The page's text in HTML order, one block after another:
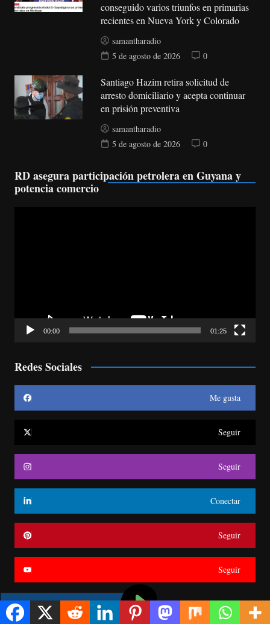
conseguido varios triunfos en primarias
recientes en Nueva York y Colorado
samantharadio
5 de agosto de 2026
0
Santiago Hazim retira solicitud de
arresto domiciliario y acepta continuar
en prisión preventiva
samantharadio
5 de agosto de 2026
0
RD asegura participación petrolera en Guyana y
potencia comercio
00:00 01:25
Redes Sociales
Me gusta
Seguir
Seguir
Conectar
Seguir
Seguir
RD asegura participación petrolera en Guyana y
potencia comercio